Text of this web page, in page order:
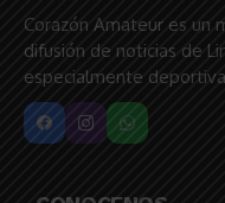
Corazón Amateur es un
difusión de noticias de
especialmente